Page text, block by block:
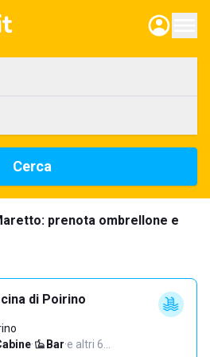
Cerca
prenota ombrellone e
di Poirino
· Bar·e altri 6…